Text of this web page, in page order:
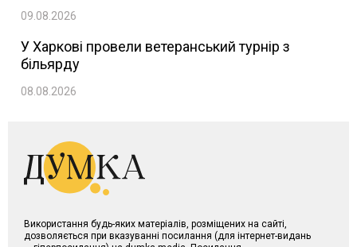
09.08.2026
У Харкові провели ветеранський турнір з
більярду
08.08.2026
Використання будь-яких матеріалів, розміщених на сайті,
дозволяється при вказуванні посилання (для інтернет-видань